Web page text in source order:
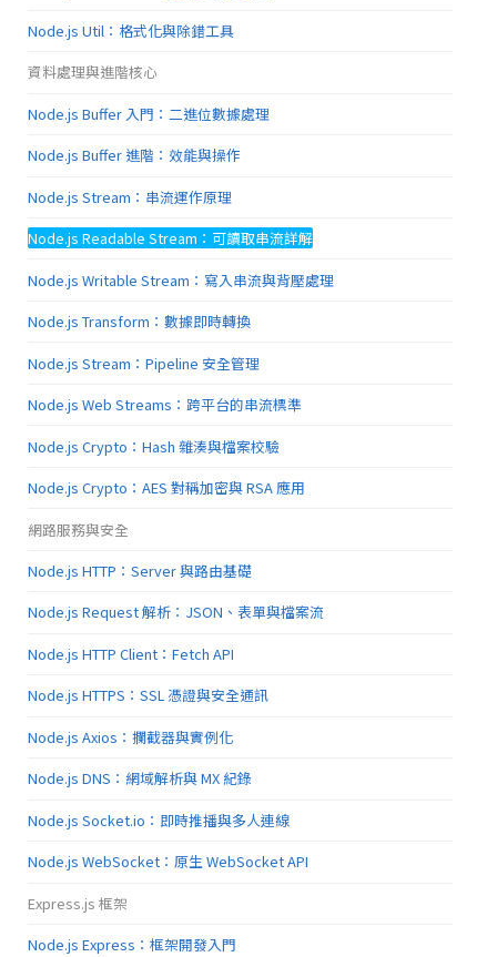
Node.js Util：格式化與除錯工具
資料處理與進階核心
Node.js Buffer 入門：二進位數據處理
Node.js Buffer 進階：效能與操作
Node.js Stream：串流運作原理
Node.js Readable Stream：可讀取串流詳解
Node.js Writable Stream：寫入串流與背壓處理
Node.js Transform：數據即時轉換
Node.js Stream：Pipeline 安全管理
Node.js Web Streams：跨平台的串流標準
Node.js Crypto：Hash 雜湊與檔案校驗
Node.js Crypto：AES 對稱加密與 RSA 應用
網路服務與安全
Node.js HTTP：Server 與路由基礎
Node.js Request 解析：JSON、表單與檔案流
Node.js HTTP Client：Fetch API
Node.js HTTPS：SSL 憑證與安全通訊
Node.js Axios：攔截器與實例化
Node.js DNS：網域解析與 MX 紀錄
Node.js Socket.io：即時推播與多人連線
Node.js WebSocket：原生 WebSocket API
Express.js 框架
Node.js Express：框架開發入門